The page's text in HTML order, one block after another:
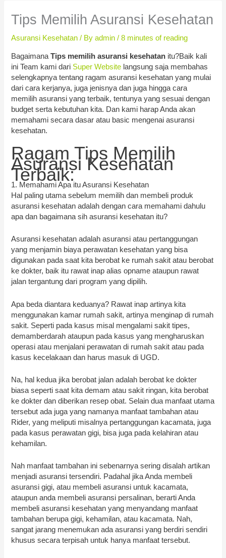
Tips Memilih Asuransi Kesehatan
Asuransi Kesehatan / Byadmin/8 minutes of reading
BagaimanaTips memilih asuransi kesehatan itu?Baik kali
ini Team kami dari Super Website langsung saja membahas
selengkapnya tentang ragam asuransi kesehatan yang mulai
dari cara kerjanya, juga jenisnya dan juga hingga cara
memilih asuransi yang terbaik, tentunya yang sesuai dengan
budget serta kebutuhan kita. Dan kami harap Anda akan
memahami secara dasar atau basic mengenai asuransi
kesehatan.
Ragam Tips Memilih
Asuransi Kesehatan
Terbaik:
1. Memahami Apa itu Asuransi Kesehatan
Hal paling utama sebelum memilih dan membeli produk
asuransi kesehatan adalah dengan cara memahami dahulu
apa dan bagaimana sih asuransi kesehatan itu?
Asuransi kesehatan adalah asuransi atau pertanggungan
yang menjamin biaya perawatan kesehatan yang bisa
digunakan pada saat kita berobat ke rumah sakit atau berobat
ke dokter, baik itu rawat inap alias opname ataupun rawat
jalan tergantung dari program yang dipilih.
Apa beda diantara keduanya? Rawat inap artinya kita
menggunakan kamar rumah sakit, artinya menginap di rumah
sakit. Seperti pada kasus misal mengalami sakit tipes,
demamberdarah ataupun pada kasus yang mengharuskan
operasi atau menjalani perawatan di rumah sakit atau pada
kasus kecelakaan dan harus masuk di UGD.
Na, hal kedua jika berobat jalan adalah berobat ke dokter
biasa seperti saat kita demam atau sakit ringan, kita berobat
ke dokter dan diberikan resep obat. Selain dua manfaat utama
tersebut ada juga yang namanya manfaat tambahan atau
Rider, yang meliputi misalnya pertanggungan kacamata, juga
pada kasus perawatan gigi, bisa juga pada kelahiran atau
kehamilan.
Nah manfaat tambahan ini sebenarnya sering disalah artikan
menjadi asuransi tersendiri. Padahal jika Anda membeli
asuransi gigi, atau membeli asuransi untuk kacamata,
ataupun anda membeli asuransi persalinan, berarti Anda
membeli asuransi kesehatan yang menyandang manfaat
tambahan berupa gigi, kehamilan, atau kacamata. Nah,
sangat jarang menemukan ada asuransi yang berdiri sendiri
khusus secara terpisah untuk hanya manfaat tersebut.